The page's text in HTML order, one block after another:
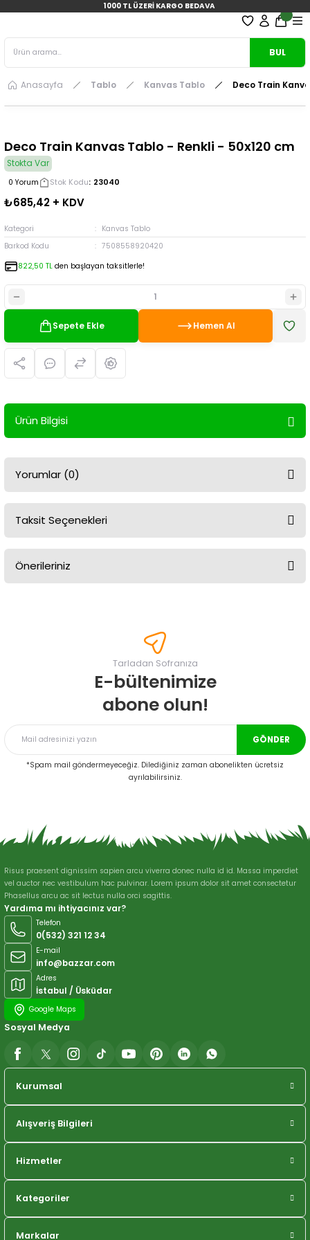
1000 TL ÜZERİ KARGO BEDAVA
BUL
Anasayfa Tablo Kanvas Tablo Deco Train
Deco Train Kanvas Tablo - Renkli - 50x120 cm
Stokta Var
0 Yorum Stok Kodu 23040
₺685,42 + KDV
Kategori
Kanvas Tablo
Barkod Kodu
7508558920420
822,50 TL den başlayan taksitlerle!
Sepete Ekle Hemen Al
Ürün Bilgisi
Yorumlar (0)
Taksit Seçenekleri
Önerileriniz
Görüş ve önerileriniz için teşekkür ederiz.
Ürün resmi kalitesiz, bozuk veya görüntülenemiyor.
Ürün bilgilerinde hatalar bulunuyor.
Bu ürüne benzer farklı alternatifler olmalı.
Gönder
Tarladan Sofranıza
E-bültenimize
abone olun!
GÖNDER
*Spam mail göndermeyeceğiz. Dilediğiniz zaman abonelikten ücretsiz
ayrılabilirsiniz.
Risus praesent dignissim sapien arcu viverra donec nulla id id. Massa imperdiet
vel auctor nec vestibulum hac pulvinar. Lorem ipsum dolor sit amet consectetur
Phasellus arcu ac sit lectus nulla orci sagittis.
Yardıma mı ihtiyacınız var?
Telefon
0(532) 321 12 34
E-mail
info@bazzar.com
Adres
İstabul / Üsküdar
Google Maps
Kurumsal
Alışveriş Bilgileri
Hizmetler
Kategoriler
Markalar
Sosyal Medya